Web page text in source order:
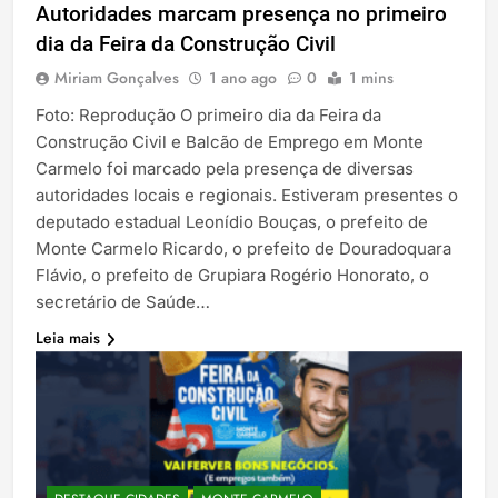
Autoridades marcam presença no primeiro
dia da Feira da Construção Civil
Miriam Gonçalves 1 ano ago 0 1 mins
Foto: Reprodução O primeiro dia da Feira da
Construção Civil e Balcão de Emprego em Monte
Carmelo foi marcado pela presença de diversas
autoridades locais e regionais. Estiveram presentes o
deputado estadual Leonídio Bouças, o prefeito de
Monte Carmelo Ricardo, o prefeito de Douradoquara
Flávio, o prefeito de Grupiara Rogério Honorato, o
secretário de Saúde…
Leia mais